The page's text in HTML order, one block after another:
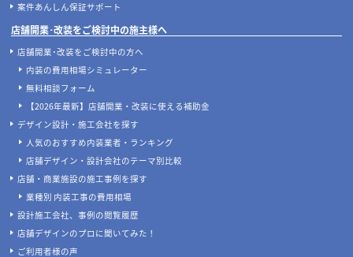
案件あんしん保証サポート
店舗開業･改装をご検討中の施主様へ
店舗開業･改装をご検討中の方へ
内装の費用相場シミュレーター
無料相談フォーム
【2026年最新】店舗開業・改装に使える補助金
デザイン設計・施工会社を探す
人気のおすすめ内装業者・ランキング
店舗デザイン・設計会社のテーマ別比較
店舗・商業施設の施工事例を探す
業種別 内装工事の費用相場
設計施工会社、事例の閲覧履歴
店舗デザインのプロに聞いてみた！
ご利用者様の声